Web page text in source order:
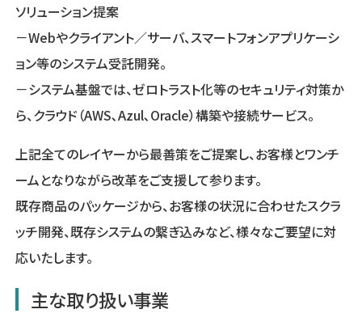
ソリューション提案
－Webやクライアント／サーバ、スマートフォンアプリケーシ
ョン等のシステム受託開発。
－システム基盤では、ゼロトラスト化等のセキュリティ対策か
ら、クラウド（AWS､Azul､Oracle）構築や接続サービス。
上記全てのレイヤーから最善策をご提案し、お客様とワンチ
ームとなりながら改革をご支援して参ります。
既存商品のパッケージから、お客様の状況に合わせたスクラ
ッチ開発、既存システムの繋ぎ込みなど、様々なご要望に対
応いたします。
主な取り扱い事業